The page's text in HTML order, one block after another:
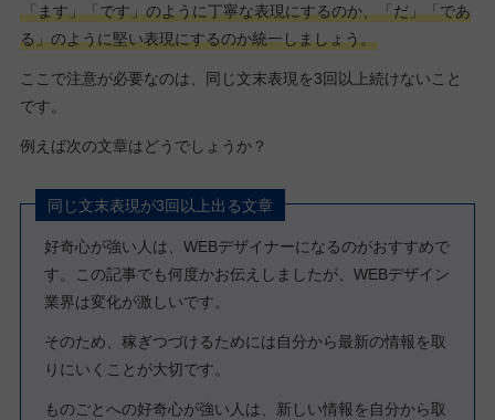
「ます」「です」のように丁寧な表現にするのか、「だ」「であ
る」のように堅い表現にするのか統一しましょう。
ここで注意が必要なのは、同じ文末表現を3回以上続けないこと
です。
例えば次の文章はどうでしょうか？
同じ文末表現が3回以上出る文章
好奇心が強い人は、WEBデザイナーになるのがおすすめで
す。この記事でも何度かお伝えしましたが、WEBデザイン
業界は変化が激しいです。
そのため、稼ぎつづけるためには自分から最新の情報を取
りにいくことが大切です。
ものごとへの好奇心が強い人は、新しい情報を自分から取